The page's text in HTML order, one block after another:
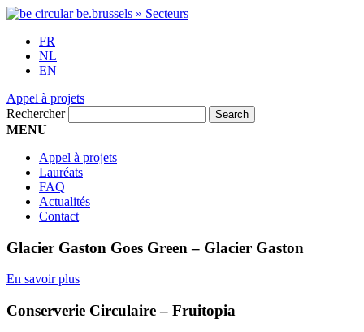
FR
NL
EN
Appel à projets
Rechercher
MENU
Appel à projets
Lauréats
FAQ
Actualités
Contact
Glacier Gaston Goes Green – Glacier Gaston
En savoir plus
Conserverie Circulaire – Fruitopia